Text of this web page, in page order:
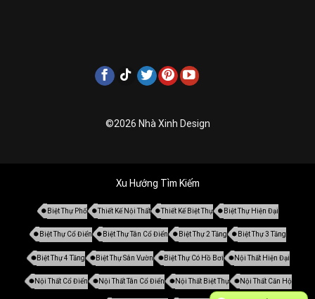
©2026 Nhà Xinh Design
Xu Hướng Tìm Kiếm
Biệt Thự Phố Thiết Kế Nội Thất Thiết Kế Biệt Thự Biệt Thự Hiện Đại
Biệt Thự Cổ Điển Biệt Thự Tân Cổ Điển Biệt Thự 2 Tầng Biệt Thự 3 Tầng
Biệt Thự 4 Tầng Biệt Thự Sân Vườn Biệt Thự Có Hồ Bơi Nội Thất Hiện Đại
Nội Thất Cổ Điển Nội Thất Tân Cổ Điển Nội Thất Biệt Thự Nội Thất Căn Hộ